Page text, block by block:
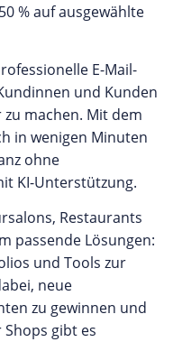
% auf ausgewählte
E-Mail-
und Kunden
machen. Mit dem
in wenigen Minuten
ohne
KI-Unterstützung.
Restaurants
passende Lösungen:
und Tools zur
neue
zu gewinnen und
Shops gibt es